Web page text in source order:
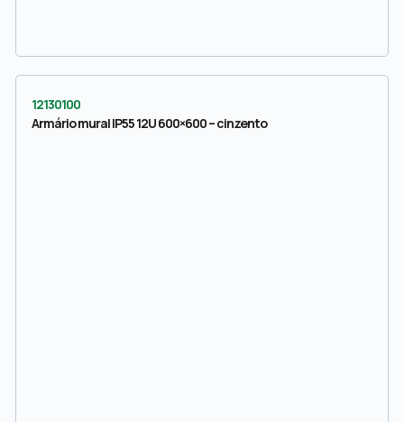
12130100
Armário mural IP55 12U 600×600 – cinzento